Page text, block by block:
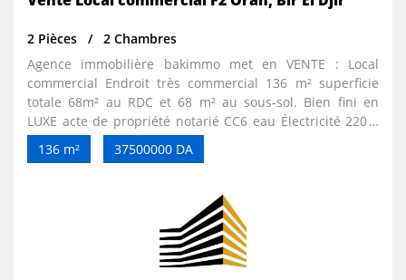
2 Pièces
2 Chambres
Agence immobilière bakimmo met en VENTE : Local
commercial Endroit très commercial 136 m² superficie
totale 68m² au RDC et 68 m² au sous-sol. Bien fini en
LUXE acte de propriété notarié CC6 eau Électricité 220 v
Citerne d'eau avec pompe Toilette luxe avec lavabo
Rideau électrique neuf Plâtre marocain moderne avec
136 m² 37500000 DA